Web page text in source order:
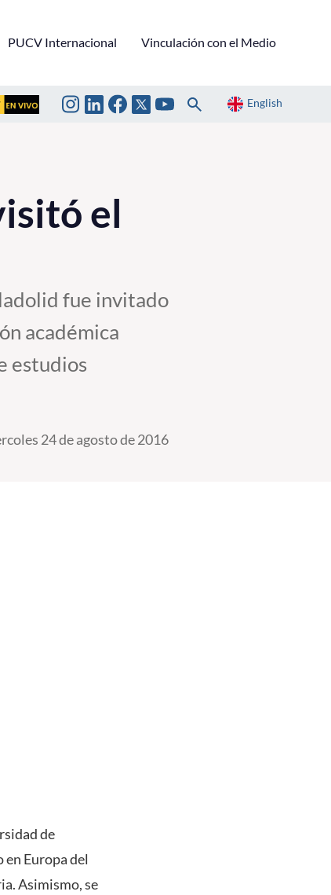
PUCV Internacional Vinculación con el Medio
English
el
fue invitado
académica
estudios
24 de agosto de 2016
de
Europa del
Asimismo, se